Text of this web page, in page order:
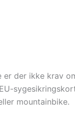
der ikke krav
mountainbike.